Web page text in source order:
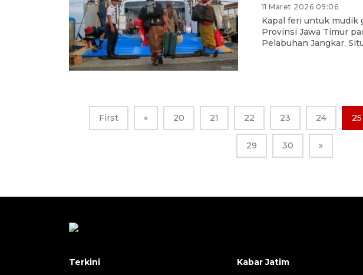
11 Maret 2026 09:06
Kapal feri untuk mudik
Provinsi Jawa Timur
Pelabuhan Jangkar,
First « 20 21 22 23 24 25
29 30 »
Terkini
Kabar Jatim